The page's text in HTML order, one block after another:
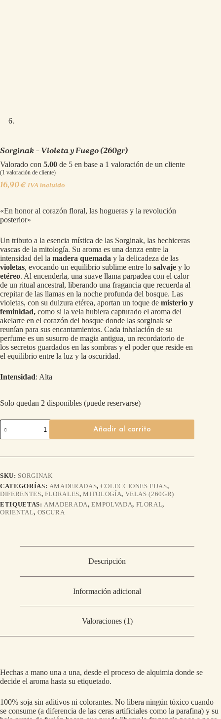
Sorginak – Violeta y Fuego (260gr)
Valorado con 5.00 de 5 en base a 1 valoración de un cliente
(1 valoración de cliente)
16,90€ IVA incluído
«En honor al corazón floral, las hogueras y la revolución
posterior»
Un tributo a la esencia mística de las Sorginak, las hechiceras
vascas de la mitología. Su aroma es una danza entre la
intensidad del la madera quemada y la delicadeza de las
violetas, evocando un equilibrio sublime entre lo salvaje y lo
etéreo. Al encenderla, una suave llama parpadea con el calor
de un ritual ancestral, liberando una fragancia que recuerda al
crepitar de las llamas en la noche profunda del bosque. Las
violetas, con su dulzura etérea, aportan un toque de misterio y
feminidad, como si la vela hubiera capturado el aroma del
akelarre en el corazón del bosque donde las sorginak se
reunían para sus encantamientos. Cada inhalación de su
perfume es un susurro de magia antigua, un recordatorio de
los secretos guardados en las sombras y el poder que reside en
el equilibrio entre la luz y la oscuridad.
Intensidad: Alta
Solo quedan 2 disponibles (puede reservarse)
Añadir al carrito
SKU: SORGINAK
CATEGORÍAS: AMADERADAS, COLECCIONES FIJAS,
DIFERENTES, FLORALES,MITOLOGÍA, VELAS (260GR)
ETIQUETAS:AMADERADA,EMPOLVADA, FLORAL,
ORIENTAL, OSCURA
Descripción
Información adicional
Valoraciones (1)
Hechas a mano una a una, desde el proceso de alquimia donde se
decide el aroma hasta su etiquetado.
100% soja sin aditivos ni colorantes. No libera ningún tóxico cuando
se consume (a diferencia de las ceras artificiales como la parafina) y su